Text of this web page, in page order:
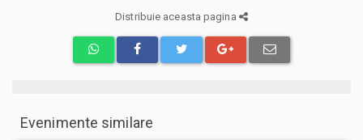
Distribuie aceasta pagina
Evenimente similare